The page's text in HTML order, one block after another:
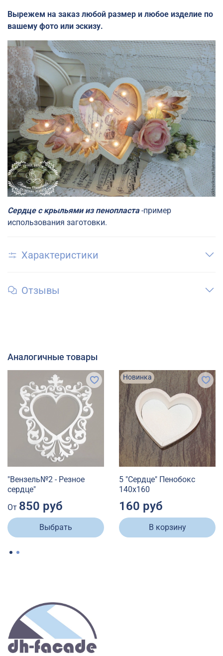
Вырежем на заказ любой размер и любое изделие по
вашему фото или эскизу.
Сердце с крыльями из пенопласта-пример
использования заготовки.
Характеристики
Отзывы
Аналогичные товары
"Вензель№2 - Резное
сердце"
От 850 руб
Выбрать
Новинка
5 "Сердце" Пенобокс
140х160
160 руб
В корзину